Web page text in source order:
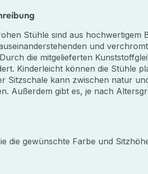
Stühle sind aus hochwertigem
und
die mitgelieferten
Kinderleicht können die Stühle
Sitzschale kann zwischen natur
Außerdem gibt es, je nach
die gewünschte Farbe und